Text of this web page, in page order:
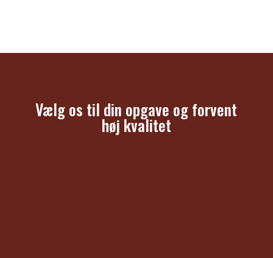
Vælg os til din opgave og forvent
høj kvalitet